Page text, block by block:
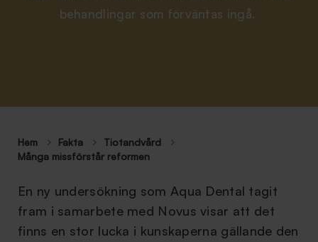
behandlingar som förväntas ingå.
Hem Fakta
Tiotandvård
Många missförstår reformen
En ny undersökning som Aqua Dental tagit
fram i samarbete med Novus visar att det
finns en stor lucka i kunskaperna gällande den